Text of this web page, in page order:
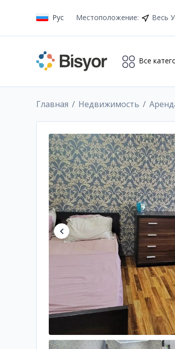
Рус Местоположение: Весь
Все
Главная Недвижимость